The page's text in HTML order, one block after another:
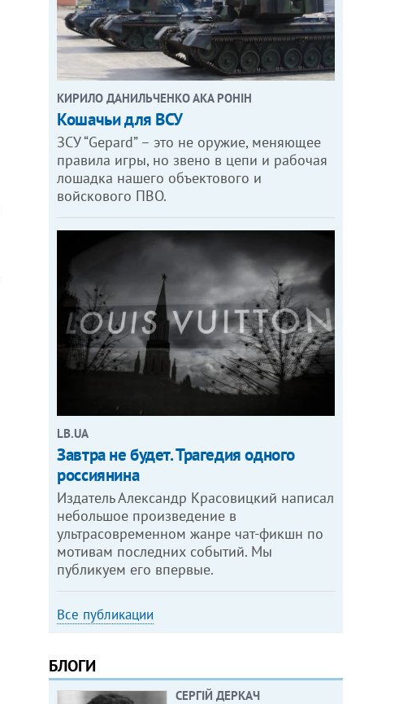
КИРИЛО ДАНИЛЬЧЕНКО АКА РОНІН
Кошачьи для ВСУ
ЗСУ “Gepard” – это не оружие, меняющее
правила игры, но звено в цепи и рабочая
лошадка нашего объектового и
войскового ПВО.
LB.UA
Завтра не будет. Трагедия одного
россиянина
Издатель Александр Красовицкий написал
небольшое произведение в
ультрасовременном жанре чат-фикшн по
мотивам последних событий. Мы
публикуем его впервые.
Все публикации
БЛОГИ
СЕРГІЙ ДЕРКАЧ